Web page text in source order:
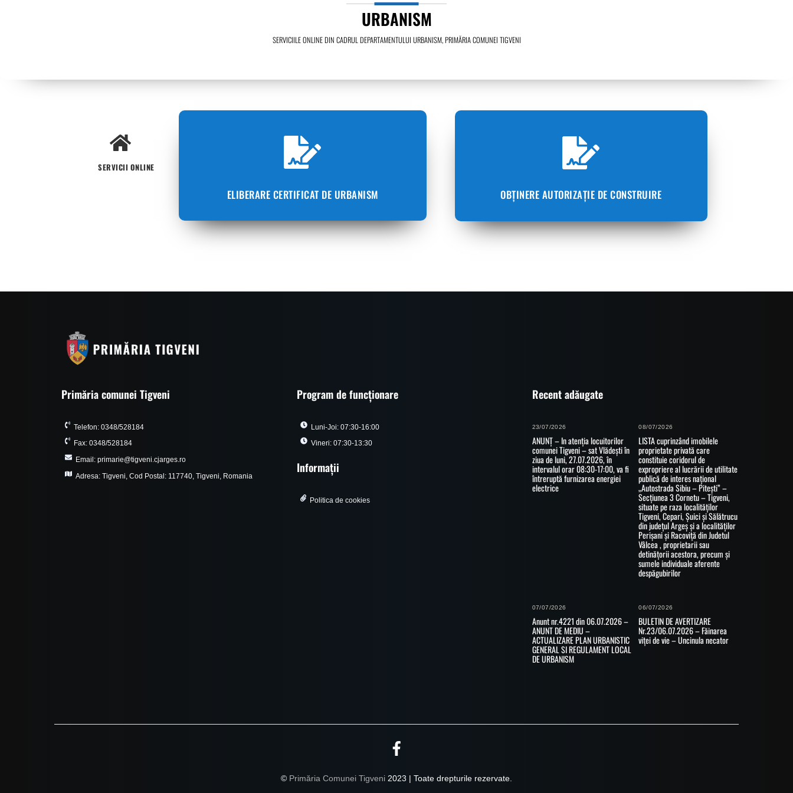
URBANISM
SERVICIILE ONLINE DIN CADRUL DEPARTAMENTULUI URBANISM, PRIMĂRIA COMUNEI TIGVENI
SERVICII ONLINE
ELIBERARE CERTIFICAT DE URBANISM OBȚINERE AUTORIZAȚIE DE CONSTRUIRE
Primăria comunei Tigveni
Telefon: 0348/528184
Fax: 0348/528184
Email: primarie@tigveni.cjarges.ro
Adresa: Tigveni, Cod Postal: 117740, Tigveni, Romania
Program de funcționare
Luni-Joi: 07:30-16:00
Vineri: 07:30-13:30
Informații
Politica de cookies
Recent adăugate
23/07/2026
ANUNȚ – In atenția locuitorilor
comunei Tigveni – sat Vlădești în
ziua de luni, 27.07.2026, în
intervalul orar 08:30-17:00, va fi
întreruptă furnizarea energiei
electrice
08/07/2026
LISTA cuprinzând imobilele
proprietate privată care
constituie coridorul de
expropriere al lucrării de utilitate
publică de interes național
„Autostrada Sibiu – Pitești” –
Secțiunea 3 Cornetu – Tigveni,
situate pe raza localităților
Tigveni, Cepari, Șuici și Sălătrucu
din județul Argeș și a localităților
Perișani și Racoviță din Judetul
Vâlcea , proprietarii sau
detinățorii acestora, precum și
sumele individuale aferente
despăgubirilor
07/07/2026
Anunt nr.4221 din 06.07.2026 –
ANUNT DE MEDIU –
ACTUALIZARE PLAN URBANISTIC
GENERAL SI REGULAMENT LOCAL
DE URBANISM
06/07/2026
BULETIN DE AVERTIZARE
Nr.23/06.07.2026 – Făinarea
viței de vie – Uncinula necator
© Primăria Comunei Tigveni 2023 | Toate drepturile rezervate.